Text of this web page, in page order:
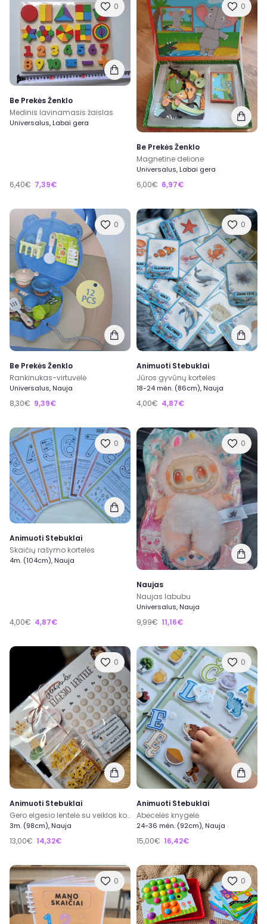
0
Be Prekės Ženklo
Medinis lavinamasis žaislas
Universalus, Labai gera
6,40€ 7,39€
0
Be Prekės Ženklo
Magnetine delione
Universalus, Labai gera
6,00€ 6,97€
0
Be Prekės Ženklo
Rankinukas-virtuvėlė
Universalus, Nauja
8,30€ 9,39€
0
Animuoti Stebuklai
Jūros gyvūnų kortelės
18-24 mėn. (86cm), Nauja
4,00€ 4,87€
0
Animuoti Stebuklai
Skaičių rašymo kortelės
4m. (104cm), Nauja
4,00€ 4,87€
0
Naujas
Naujas labubu
Universalus, Nauja
9,99€ 11,16€
0
Animuoti Stebuklai
Gero elgesio lentelė su veiklos kortelėmis
3m. (98cm), Nauja
13,00€ 14,32€
0
Animuoti Stebuklai
Abėcėlės knygelė
24-36 mėn. (92cm), Nauja
15,00€ 16,42€
0 0